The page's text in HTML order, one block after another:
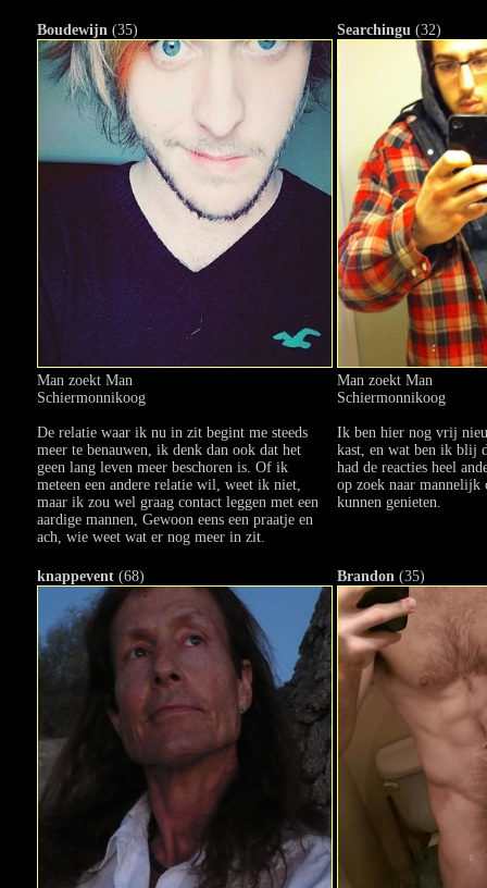
Boudewijn (35)
Man zoekt Man
Schiermonnikoog
De relatie waar ik nu in zit begint me steeds
meer te benauwen, ik denk dan ook dat het
geen lang leven meer beschoren is. Of ik
meteen een andere relatie wil, weet ik niet,
maar ik zou wel graag contact leggen met een
aardige mannen, Gewoon eens een praatje en
ach, wie weet wat er nog meer in zit.
Searchingu (32)
Man zoekt Man
Schiermonnikoog
Ik ben hier nog vrij
kast, en wat ben ik blij
had de reacties heel
op zoek naar mannelijk
kunnen genieten.
knappevent (68) Brandon (35)